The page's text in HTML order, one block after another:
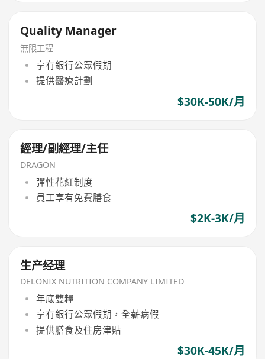
Quality Manager
無限工程
享有銀行公眾假期
提供醫療計劃
$30K-50K/月
經理/副經理/主任
DRAGON
彈性花紅制度
員工享有免費膳食
$2K-3K/月
生产经理
DELONIX NUTRITION COMPANY LIMITED
年底雙糧
享有銀行公眾假期，全薪病假
提供膳食及住房津貼
$30K-45K/月